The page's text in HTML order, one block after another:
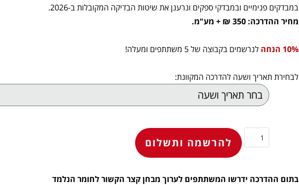
במבדקים פנימיים ובמבדקי ספקים ונרענן את שיטות הבדיקה המקובלות ב-2026.
מחיר ההדרכה: 350 ₪ + מע"מ.
10% הנחה לנרשמים בקבוצה של 5 משתתפים ומעלה!
לבחירת תאריך ושעה להדרכה המקוונת:
להרשמה ותשלום
בתום ההדרכה ידרשו המשתתפים לערוך מבחן קצר הקשור לחומר הנלמד